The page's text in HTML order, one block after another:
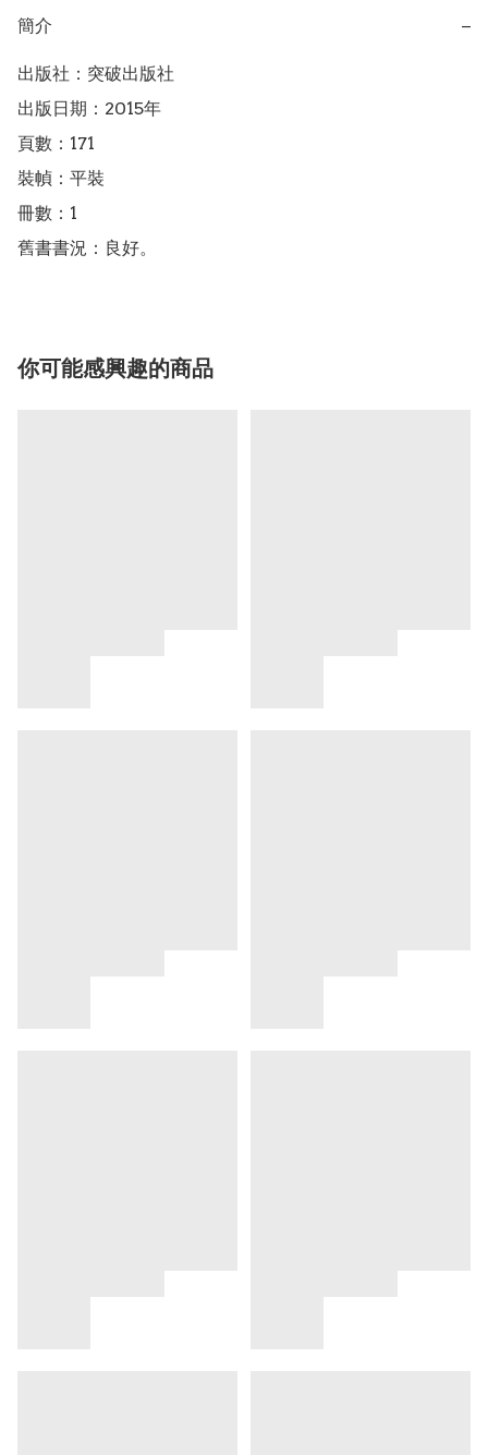
簡介 −
出版社：突破出版社
出版日期：2015年
頁數：171
裝幀：平裝
冊數：1
你可能感興趣的商品